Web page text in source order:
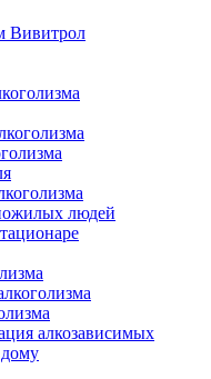
Вивитрол
людей
алкозависимых